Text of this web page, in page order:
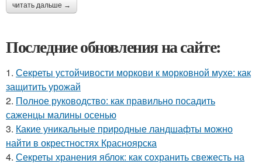
читать дальше →
Последние обновления на сайте:
1. Секреты устойчивости моркови к морковной мухе: как
защитить урожай
2. Полное руководство: как правильно посадить
саженцы малины осенью
3. Какие уникальные природные ландшафты можно
найти в окрестностях Красноярска
4. Секреты хранения яблок: как сохранить свежесть на